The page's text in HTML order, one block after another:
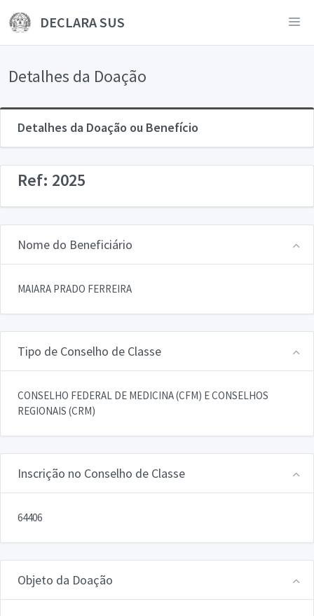
DECLARA SUS
Detalhes da Doação
Detalhes da Doação ou Benefício
Ref: 2025
Nome do Beneficiário
MAIARA PRADO FERREIRA
Tipo de Conselho de Classe
CONSELHO FEDERAL DE MEDICINA (CFM) E CONSELHOS
REGIONAIS (CRM)
Inscrição no Conselho de Classe
64406
Objeto da Doação